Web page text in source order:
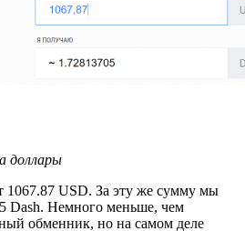
доллары
1067.87 USD. За эту же сумму мы
Dash. Немного меньше, чем
обменник, но на самом деле